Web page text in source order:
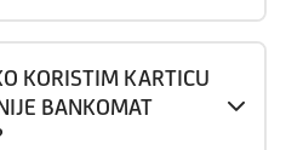
KORISTIM KARTICU
BANKOMAT